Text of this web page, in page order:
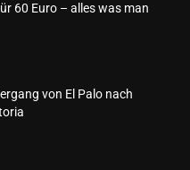
60 Euro – alles was man
von El Palo nach